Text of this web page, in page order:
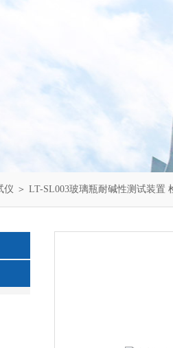
仪 ＞ LT-SL003玻璃瓶耐碱性测试装置